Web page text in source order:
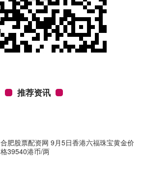
推荐资讯
合肥股票配资网 9月5日香港六福珠宝黄金价
格39540港币/两